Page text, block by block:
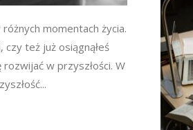
momentach życia.
też już osiągnąłeś
w przyszłości. W